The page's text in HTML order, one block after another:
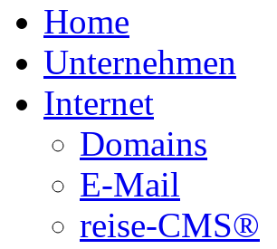
Home
Unternehmen
Internet
Domains
E-Mail
reise-CMS®